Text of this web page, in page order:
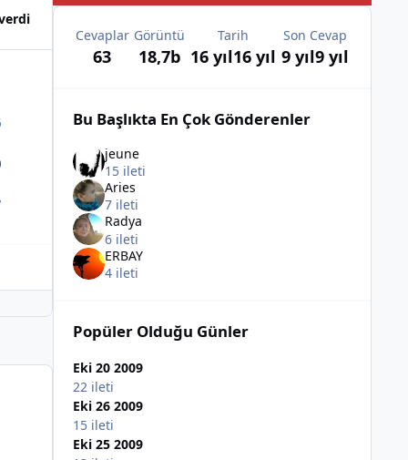
Cevaplar
63
Görüntü
18,7b
Tarih
16 yıl16 yıl
Son Cevap
9 yıl9 yıl
Bu Başlıkta En Çok Gönderenler
jeune
15 ileti
Aries
7 ileti
Radya
6 ileti
ERBAY
4 ileti
Popüler Olduğu Günler
Eki 20 2009
22 ileti
Eki 26 2009
15 ileti
Eki 25 2009